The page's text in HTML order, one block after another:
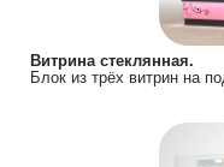
Витрина стеклянная.
Блок из трёх витрин на